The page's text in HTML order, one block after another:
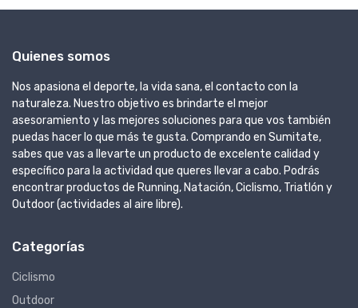
Quienes somos
Nos apasiona el deporte, la vida sana, el contacto con la
naturaleza. Nuestro objetivo es brindarte el mejor
asesoramiento y las mejores soluciones para que vos también
puedas hacer lo que más te gusta. Comprando en Sumitate,
sabes que vas a llevarte un producto de excelente calidad y
específico para la actividad que queres llevar a cabo. Podrás
encontrar productos de Running, Natación, Ciclismo, Triatlón y
Outdoor (actividades al aire libre).
Categorías
Ciclismo
Outdoor